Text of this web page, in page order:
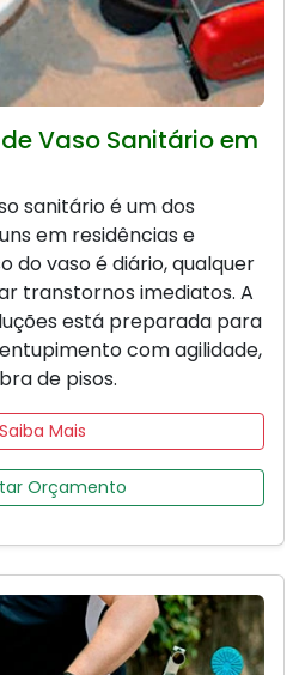
Vaso Sanitário em
sanitário é um dos
em residências e
do vaso é diário, qualquer
transtornos imediatos. A
está preparada para
com agilidade,
de pisos.
Saiba Mais
Orçamento